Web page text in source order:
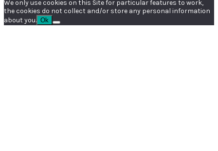
We only use cookies on this Site for particular features to work,
the cookies do not collect and/or store any personal information
about you. Ok